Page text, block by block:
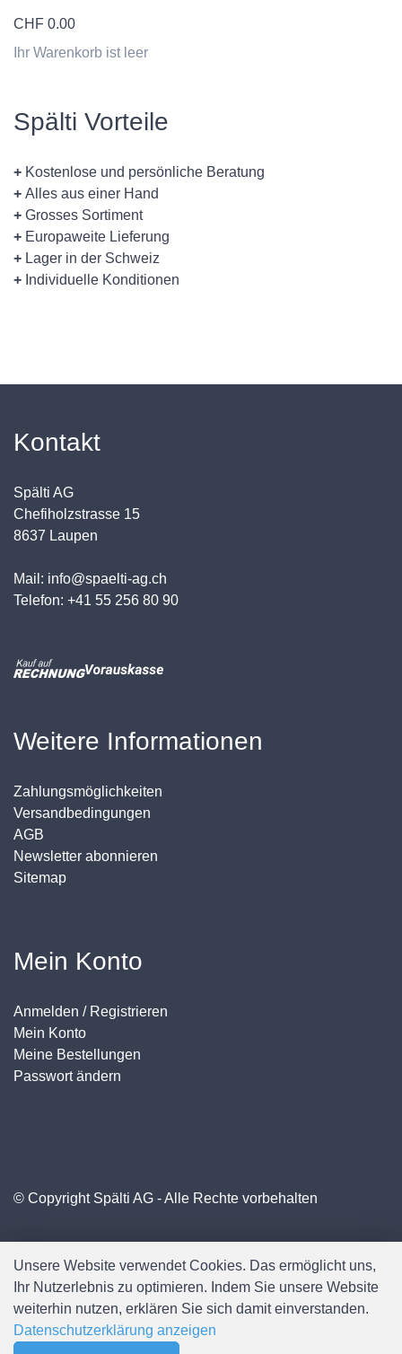
CHF 0.00
Ihr Warenkorb ist leer
Spälti Vorteile
+ Kostenlose und persönliche Beratung
+ Alles aus einer Hand
+ Grosses Sortiment
+ Europaweite Lieferung
+ Lager in der Schweiz
+ Individuelle Konditionen
Kontakt
Spälti AG
Chefiholzstrasse 15
8637 Laupen
Mail: info@spaelti-ag.ch
Telefon: +41 55 256 80 90
Weitere Informationen
Zahlungsmöglichkeiten
Versandbedingungen
AGB
Newsletter abonnieren
Sitemap
Mein Konto
Anmelden / Registrieren
Mein Konto
Meine Bestellungen
Passwort ändern
© Copyright Spälti AG - Alle Rechte vorbehalten
Unsere Website verwendet Cookies. Das ermöglicht uns,
Ihr Nutzerlebnis zu optimieren. Indem Sie unsere Website
weiterhin nutzen, erklären Sie sich damit einverstanden.
Datenschutzerklärung anzeigen